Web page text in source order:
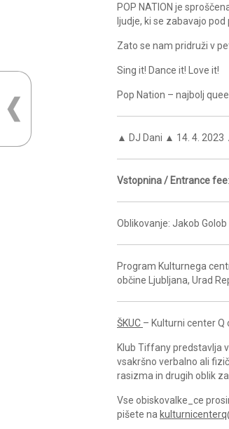
POP NATION je
ljudje, ki se zabavajo
Zato se nam pridruži v
Sing it! Dance it! Love it!
Pop Nation – najbolj
▲ DJ Dani ▲ 14. 4. 2023
Vstopnina / Entrance fee
Oblikovanje: Jakob Golob
Program Kulturnega
občine Ljubljana, Urad
ŠKUC – Kulturni center Q
Klub Tiffany predstavlja
vsakršno verbalno ali
rasizma in drugih oblik
Vse obiskovalke_ce
pišete na